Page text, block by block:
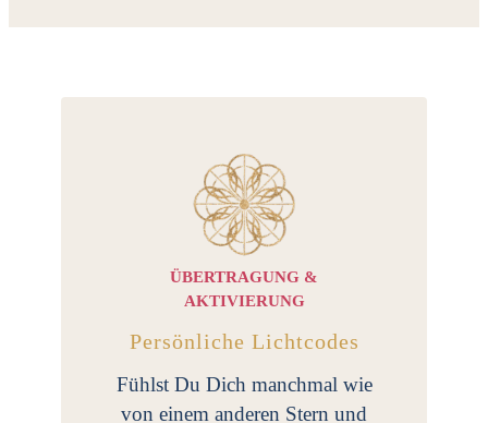
ÜBERTRAGUNG &
AKTIVIERUNG
Persönliche Lichtcodes
Fühlst Du Dich manchmal wie
von einem anderen Stern und